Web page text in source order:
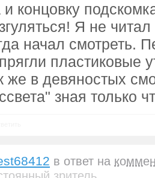
концовку
Я не
начал смотреть.
пластиковые
же в девяностых
зная только
в ответ на